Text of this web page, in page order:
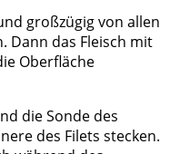
großzügig von allen
Dann das Fleisch mit
Oberfläche
die Sonde des
des Filets stecken.